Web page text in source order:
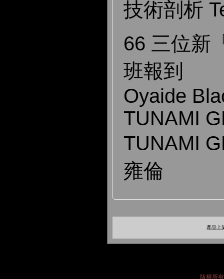
技術剖析
66 三位新
班報到
Oyaide
TUNAMI
TUNAMI
雍倫
產品上
版權所